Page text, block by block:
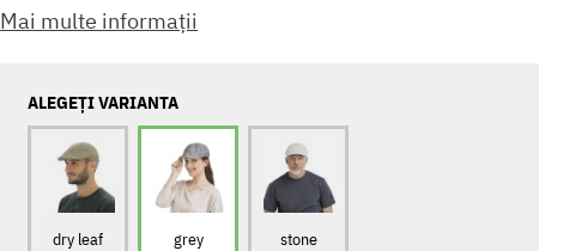
Mai multe informații
ALEGEȚI VARIANTA
dry leaf grey stone